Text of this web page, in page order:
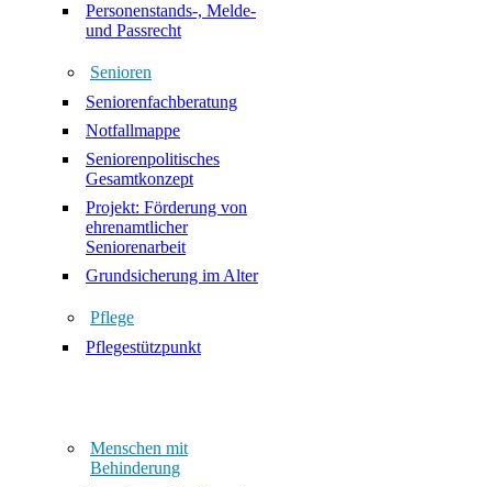
Personenstands-, Melde-
und Passrecht
Senioren
Seniorenfachberatung
Notfallmappe
Seniorenpolitisches
Gesamtkonzept
Projekt: Förderung von
ehrenamtlicher
Seniorenarbeit
Grundsicherung im Alter
Pflege
Pflegestützpunkt
Menschen mit
Behinderung